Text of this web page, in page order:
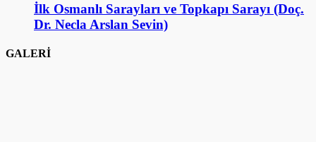
İlk Osmanlı Sarayları ve Topkapı Sarayı (Doç.
Dr. Necla Arslan Sevin)
GALERİ